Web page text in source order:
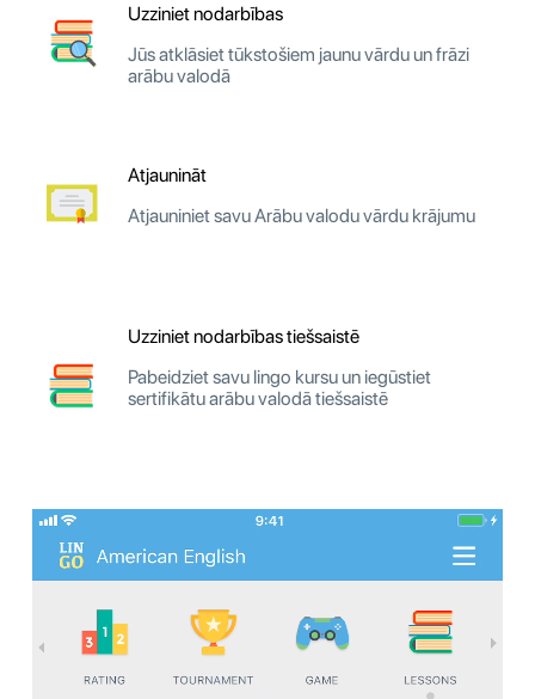
Uzziniet nodarbības
Jūs atklāsiet tūkstošiem jaunu vārdu un frāzi
arābu valodā
Atjaunināt
Atjauniniet savu Arābu valodu vārdu krājumu
Uzziniet nodarbības tiešsaistē
Pabeidziet savu lingo kursu un iegūstiet
sertifikātu arābu valodā tiešsaistē